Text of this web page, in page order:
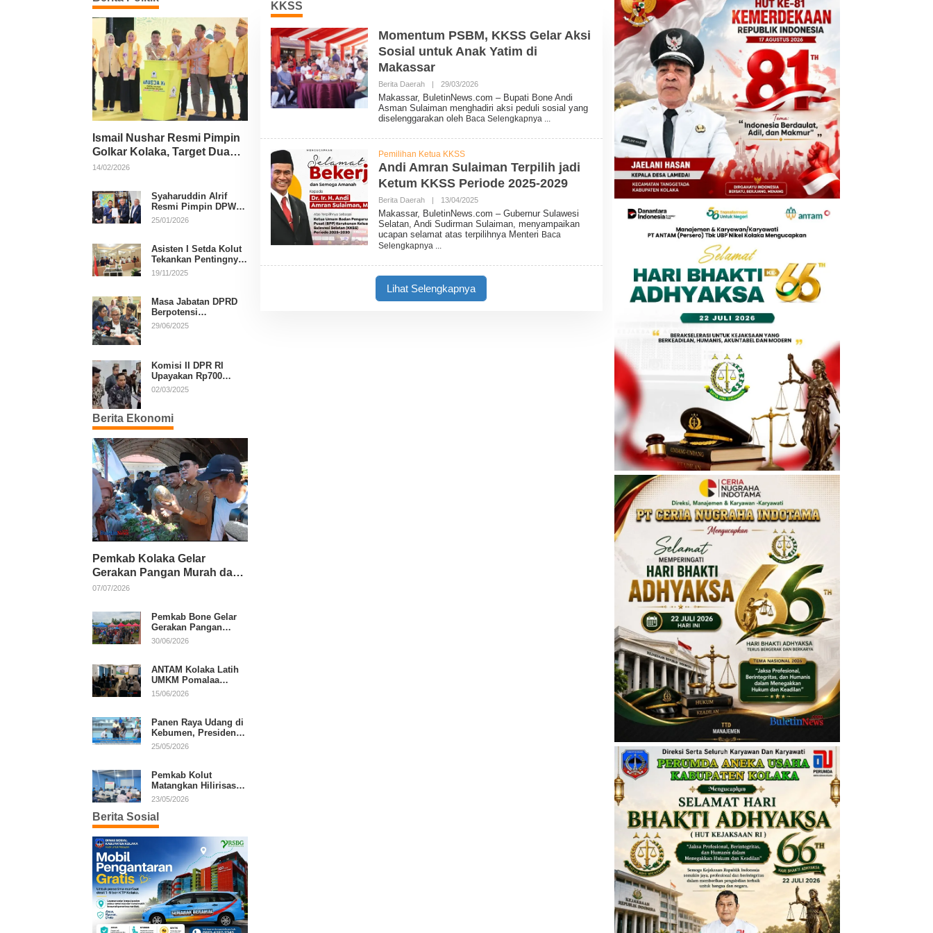
Ismail Nushar Resmi Pimpin
Golkar Kolaka, Target Dua
Kursi per Dapil
14/02/2026
Syaharuddin Alrif
Resmi Pimpin DPW
NasDem Sulsel
25/01/2026
Asisten I Setda Kolut
Tekankan Pentingnya
Pendidikan Politik
19/11/2025
Masa Jabatan DPRD
Berpotensi
Diperpanjang, Aria
29/06/2025
Komisi II DPR RI
Upayakan Rp700
Miliar dari APBN
Putusan MK
02/03/2025
Berita Ekonomi
Pemkab Kolaka Gelar
Gerakan Pangan Murah dan
Salurkan Pupuk Organik
07/07/2026
Pemkab Bone Gelar
Gerakan Pangan
Murah, Warga Serbu
30/06/2026
ANTAM Kolaka Latih
UMKM Pomalaa
Kembangkan Produk
15/06/2026
Panen Raya Udang di
Kebumen, Presiden
Prabowo Tekankan
25/05/2026
Pemkab Kolut
Matangkan Hilirisasi
Kakao dan Kelapa,
Daerah
23/05/2026
Berita Sosial
KKSS
Momentum PSBM, KKSS Gelar Aksi
Sosial untuk Anak Yatim di
Makassar
Berita Daerah | 29/03/2026O
E
H
B
T
I
N
E
W
S
Makassar, BuletinNews.com – Bupati Bone Andi
Asman Sulaiman menghadiri aksi peduli sosial yang
diselenggarakan oleh Baca Selengkapnya
Pemilihan Ketua KKSS
Andi Amran Sulaiman Terpilih jadi
Ketum KKSS Periode 2025-2029
Berita Daerah | 13/04/2025O
E
H
B
E
T
Makassar, BuletinNews.com – Gubernur Sulawesi
Selatan, Andi Sudirman Sulaiman, menyampaikan
ucapan selamat atas terpilihnya Menteri Baca
Selengkapnya
Lihat Selengkapnya